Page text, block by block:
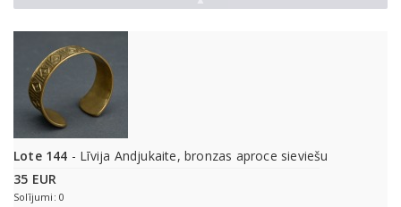
Lote 144 - Līvija Andjukaite, bronzas aproce sieviešu
35 EUR
Solījumi: 0